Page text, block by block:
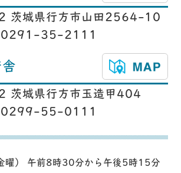
茨城県行方市山田2564-10
0291-35-2111
城県行方市玉造甲404
0299-55-0111
曜） 午前8時30分から午後5時15分